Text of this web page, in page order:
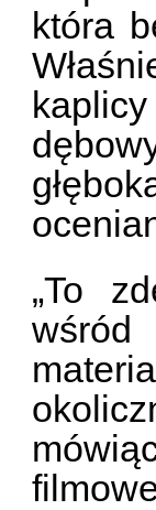
która
„To
wśród